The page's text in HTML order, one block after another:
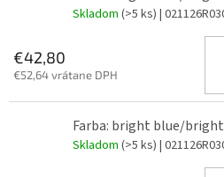
Skladom (>5 ks) |
€42,80
€52,64 vrátane DPH
Farba: bright blue/
Skladom (>5 ks) |